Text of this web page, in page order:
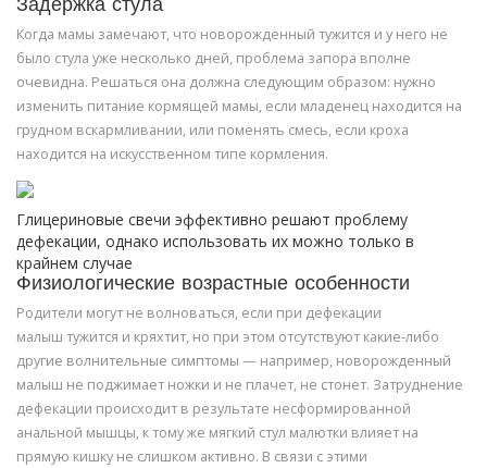
Задержка стула
Когда мамы замечают, что новорожденный тужится и у него не
было стула уже несколько дней, проблема запора вполне
очевидна. Решаться она должна следующим образом: нужно
изменить питание кормящей мамы, если младенец находится на
грудном вскармливании, или поменять смесь, если кроха
находится на искусственном типе кормления.
Глицериновые свечи эффективно решают проблему
дефекации, однако использовать их можно только в
крайнем случае
Физиологические возрастные особенности
Родители могут не волноваться, если при дефекации
малыш тужится и кряхтит, но при этом отсутствуют какие-либо
другие волнительные симптомы — например, новорожденный
малыш не поджимает ножки и не плачет, не стонет. Затруднение
дефекации происходит в результате несформированной
анальной мышцы, к тому же мягкий стул малютки влияет на
прямую кишку не слишком активно. В связи с этими